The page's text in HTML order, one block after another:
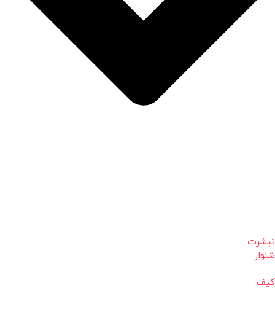
تیشرت
شلوار
کیف